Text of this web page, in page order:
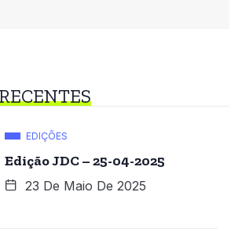
EDIÇÕES
Edição JDC – 25-04-2025
23 De Maio De 2025